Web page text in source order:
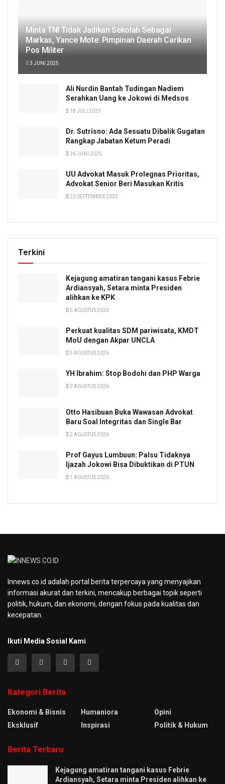
Minta TNI Tidak Jadikan Sekolah Sebagai
Markas, Yance Mote: Pimpinan Daerah Carikan
Pos Militer
3 JUNI 2025
Ali Nurdin Bantah Tudingan Nadiem
Serahkan Uang ke Jokowi di Medsos
18 JULI 2025
Dr. Sutrisno: Ada Sesuatu Dibalik Gugatan
Rangkap Jabatan Ketum Peradi
26 JUNI 2025
UU Advokat Masuk Prolegnas Prioritas,
Advokat Senior Beri Masukan Kritis
23 SEPTEMBER 2025
Terkini
Kejagung amatiran tangani kasus Febrie
Ardiansyah, Setara minta Presiden
alihkan ke KPK
5 AGUSTUS 2026
Perkuat kualitas SDM pariwisata, KMDT
MoU dengan Akpar UNCLA
5 AGUSTUS 2026
YH Ibrahim: Stop Bodohi dan PHP Warga
2 AGUSTUS 2026
Otto Hasibuan Buka Wawasan Advokat
Baru Soal Integritas dan Single Bar
2 AGUSTUS 2026
Prof Gayus Lumbuun: Palsu Tidaknya
Ijazah Jokowi Bisa Dibuktikan di PTUN
1 AGUSTUS 2026
Innews.co.id adalah portal berita terpercaya yang menyajikan
informasi akurat dan terkini, mencakup berbagai topik seperti
politik, hukum, dan ekonomi, dengan fokus pada kualitas dan
kecepatan.
Ikuti Media Sosial Kami
Kategori Berita
Ekonomi & Bisnis
Eksklusif
Humaniora
Inspirasi
Opini
Politik & Hukum
Berita Terbaru
Kejagung amatiran tangani kasus Febrie
Ardiansyah, Setara minta Presiden alihkan ke